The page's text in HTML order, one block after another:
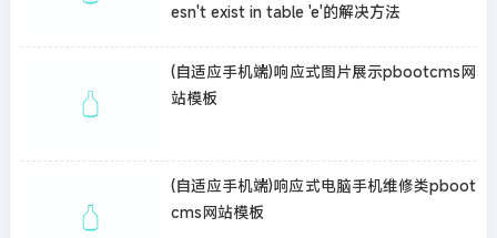
esn't exist in table 'e'的解决方法
(自适应手机端)响应式图片展示pbootcms网
站模板
(自适应手机端)响应式电脑手机维修类pboot
cms网站模板